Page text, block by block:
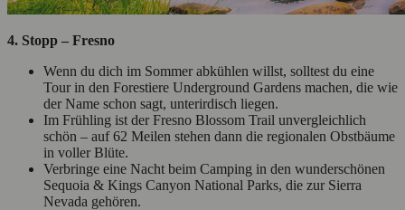
4. Stopp – Fresno
Wenn du dich im Sommer abkühlen willst, solltest du eine
Tour in den Forestiere Underground Gardens machen, die wie
der Name schon sagt, unterirdisch liegen.
Im Frühling ist der Fresno Blossom Trail unvergleichlich
schön – auf 62 Meilen stehen dann die regionalen Obstbäume
in voller Blüte.
Verbringe eine Nacht beim Camping in den wunderschönen
Sequoia & Kings Canyon National Parks, die zur Sierra
Nevada gehören.